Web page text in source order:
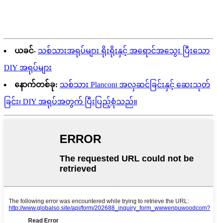
ယခင်- သစ်သားအရုပ်များ ရိုးရိုးနှင့် အရောင်အသွေး ပြီးသော
DIY အရုပ်များ
နောက်တစ်ခု: သစ်သား Plancon၊ အလှဆင်ခြင်းနှင့် ဆေးသုတ်
ခြင်း၊ DIY အရုပ်အတွက် ပြီးပြည့်စုံသည်။